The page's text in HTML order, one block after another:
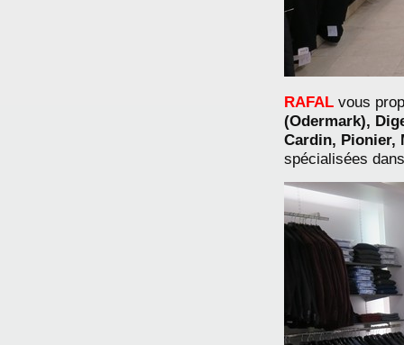
RAFAL vous
(Odermark),
Cardin, Pionier,
spécialisées